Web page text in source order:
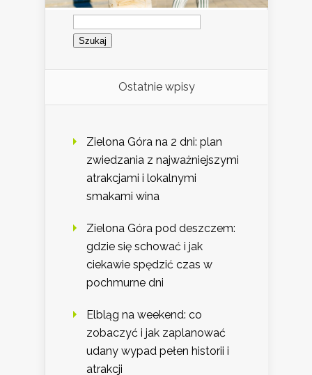
Szukaj:
Ostatnie wpisy
Zielona Góra na 2 dni: plan
zwiedzania z najważniejszymi
atrakcjami i lokalnymi
smakami wina
Zielona Góra pod deszczem:
gdzie się schować i jak
ciekawie spędzić czas w
pochmurne dni
Elbląg na weekend: co
zobaczyć i jak zaplanować
udany wypad pełen historii i
atrakcji